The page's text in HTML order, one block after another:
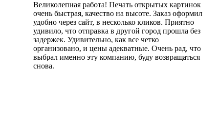
Великолепная работа! Печать открытых картинок
очень быстрая, качество на высоте. Заказ оформил
удобно через сайт, в несколько кликов. Приятно
удивило, что отправка в другой город прошла без
задержек. Удивительно, как все четко
организовано, и цены адекватные. Очень рад, что
выбрал именно эту компанию, буду возвращаться
снова.